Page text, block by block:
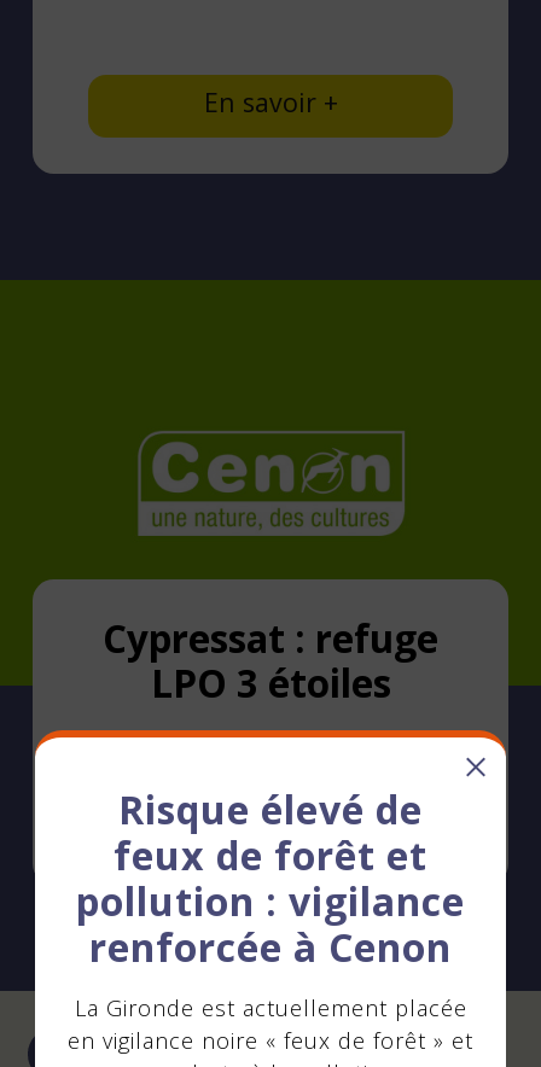
En savoir +
Cypressat : refuge
LPO 3 étoiles
En savoir +
Pagination
… 35 36 37 38
Risque élevé de
feux de forêt et
pollution : vigilance
renforcée à Cenon
La Gironde est actuellement placée
en vigilance noire « feux de forêt » et